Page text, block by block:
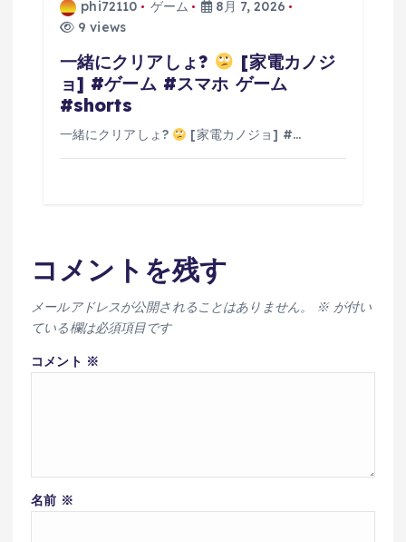
phi72110 ゲーム
8月 7, 2026
9 views
一緒にクリアしょ?
[家電カノジ
ョ] #ゲーム #スマホ ゲーム
#shorts
一緒にクリアしょ? [家電カノジョ] #…
コメントを残す
メールアドレスが公開されることはありません。 ※が付い
ている欄は必須項目です
コメント ※
名前 ※